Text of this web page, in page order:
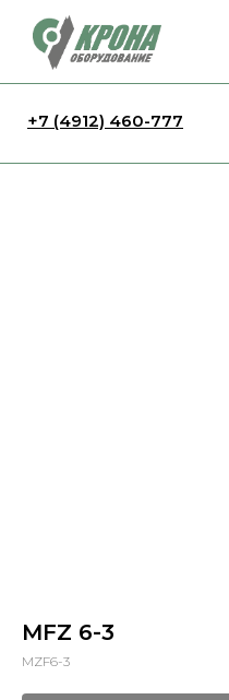
+7 (4912) 460-777
MFZ 6-3
MZF6-3